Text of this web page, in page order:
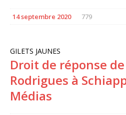
14 septembre 2020 779
GILETS JAUNES
Droit de réponse
Rodrigues à
Médias